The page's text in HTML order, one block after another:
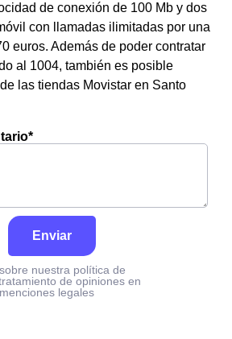
de conexión de 100 Mb y dos
con llamadas ilimitadas por una
euros. Además de poder contratar
al 1004, también es posible
las tiendas Movistar en Santo
Enviar
nuestra política de
de opiniones en
legales